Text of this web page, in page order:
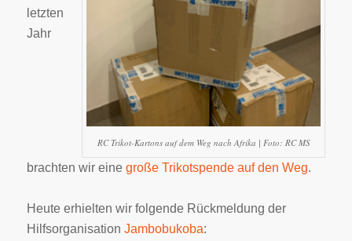
RC Trikot-Kartons auf dem Weg nach Afrika | Foto: RC MS
letzten
Jahr
brachten wir eine große Trikotspende auf den Weg.
Heute erhielten wir folgende Rückmeldung der
Hilfsorganisation Jambobukoba: